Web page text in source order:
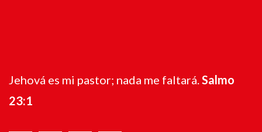
Jehová es mi pastor; nada me faltará.Salmo
23:1